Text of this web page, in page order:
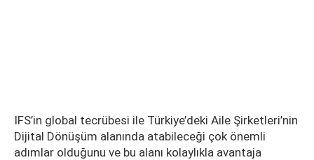
IFS’in global tecrübesi ile Türkiye’deki Aile Şirketleri’nin
Dijital Dönüşüm alanında atabileceği çok önemli
adımlar olduğunu ve bu alanı kolaylıkla avantaja